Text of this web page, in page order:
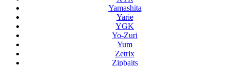
Yamashita
Yarie
YGK
Yo-Zuri
Yum
Zetrix
Zipbaits